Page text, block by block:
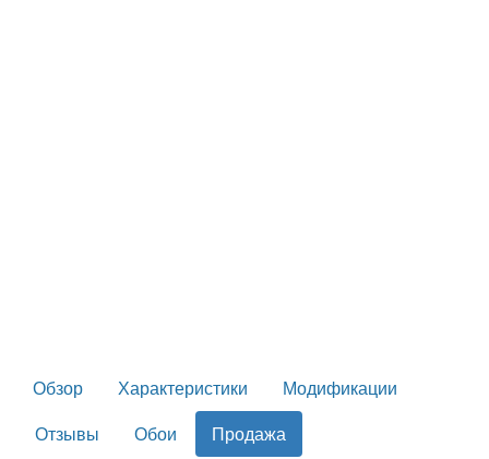
Обзор Характеристики
Модификации
Отзывы
Обои Продажа